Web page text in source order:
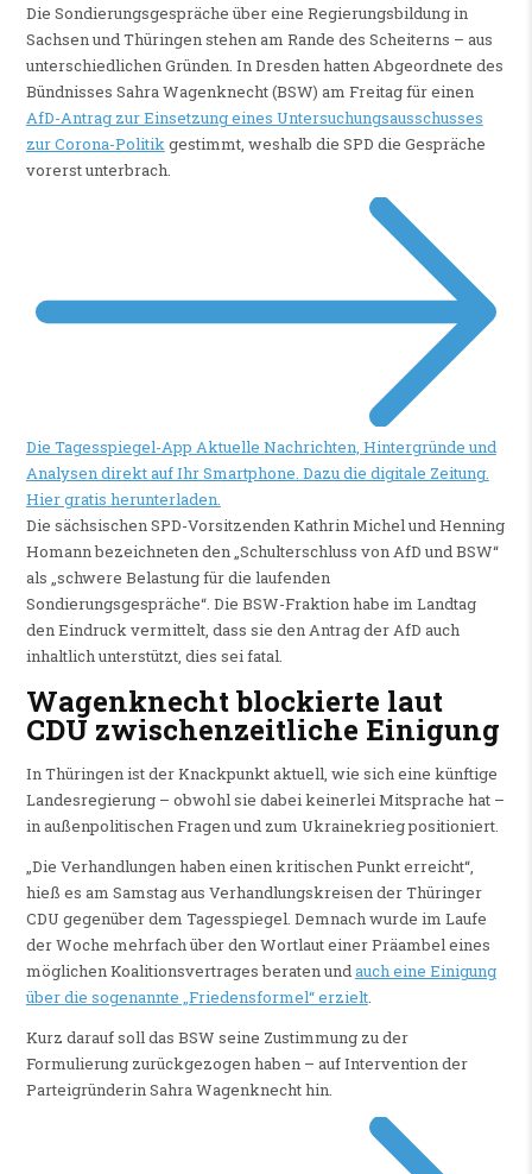
Die Sondierungsgespräche über eine Regierungsbildung in
Sachsen und Thüringen stehen am Rande des Scheiterns – aus
unterschiedlichen Gründen. In Dresden hatten Abgeordnete des
Bündnisses Sahra Wagenknecht (BSW) am Freitag für einen
AfD-Antrag zur Einsetzung eines Untersuchungsausschusses
zur Corona-Politikgestimmt, weshalb die SPD die Gespräche
vorerst unterbrach.
Die Tagesspiegel-App Aktuelle Nachrichten, Hintergründe und
Analysen direkt auf Ihr Smartphone. Dazu die digitale Zeitung.
Hier gratis herunterladen.
Die sächsischen SPD-Vorsitzenden Kathrin Michel und Henning
Homann bezeichneten den „Schulterschluss von AfD und BSW“
als „schwere Belastung für die laufenden
Sondierungsgespräche“. Die BSW-Fraktion habe im Landtag
den Eindruck vermittelt, dass sie den Antrag der AfD auch
inhaltlich unterstützt, dies sei fatal.
Wagenknecht blockierte laut
CDU zwischenzeitliche Einigung
In Thüringen ist der Knackpunkt aktuell, wie sich eine künftige
Landesregierung – obwohl sie dabei keinerlei Mitsprache hat –
in außenpolitischen Fragen und zum Ukrainekrieg positioniert.
„Die Verhandlungen haben einen kritischen Punkt erreicht“,
hieß es am Samstag aus Verhandlungskreisen der Thüringer
CDU gegenüber dem Tagesspiegel. Demnach wurde im Laufe
der Woche mehrfach über den Wortlaut einer Präambel eines
möglichen Koalitionsvertrages beraten undauch eine Einigung
über die sogenannte „Friedensformel“ erzielt.
Kurz darauf soll das BSW seine Zustimmung zu der
Formulierung zurückgezogen haben – auf Intervention der
Parteigründerin Sahra Wagenknecht hin.